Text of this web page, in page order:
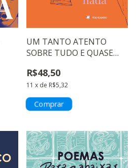
UM TANTO ATENTO
SOBRE TUDO E QUASE
R$48,50
11 x de R$5,32